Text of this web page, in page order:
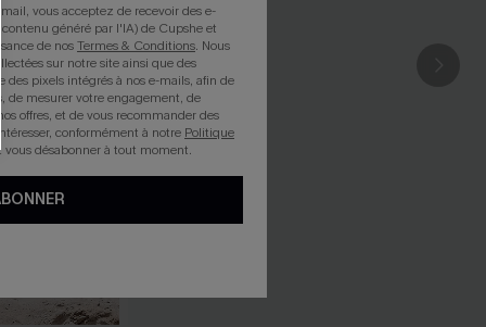
vous acceptez de recevoir des e-
généré par l'IA) de Cupshe et
de nosTermes & Conditions. Nous
sur notre site ainsi que des
des pixels intégrés à nos e-mails, afin de
de mesurer votre engagement, de
offres, et de vous recommander des
conformément à notre Politique
vous désabonner à tout moment.